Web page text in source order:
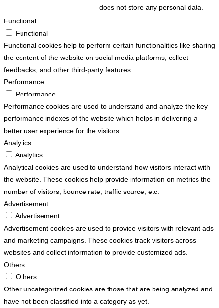
does not store any personal data.
Functional
Functional
Functional cookies help to perform certain functionalities like sharing
the content of the website on social media platforms, collect
feedbacks, and other third-party features.
Performance
Performance
Performance cookies are used to understand and analyze the key
performance indexes of the website which helps in delivering a
better user experience for the visitors.
Analytics
Analytics
Analytical cookies are used to understand how visitors interact with
the website. These cookies help provide information on metrics the
number of visitors, bounce rate, traffic source, etc.
Advertisement
Advertisement
Advertisement cookies are used to provide visitors with relevant ads
and marketing campaigns. These cookies track visitors across
websites and collect information to provide customized ads.
Others
Others
Other uncategorized cookies are those that are being analyzed and
have not been classified into a category as yet.